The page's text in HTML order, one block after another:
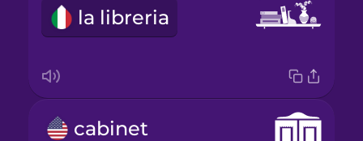
la libreria
cabinet